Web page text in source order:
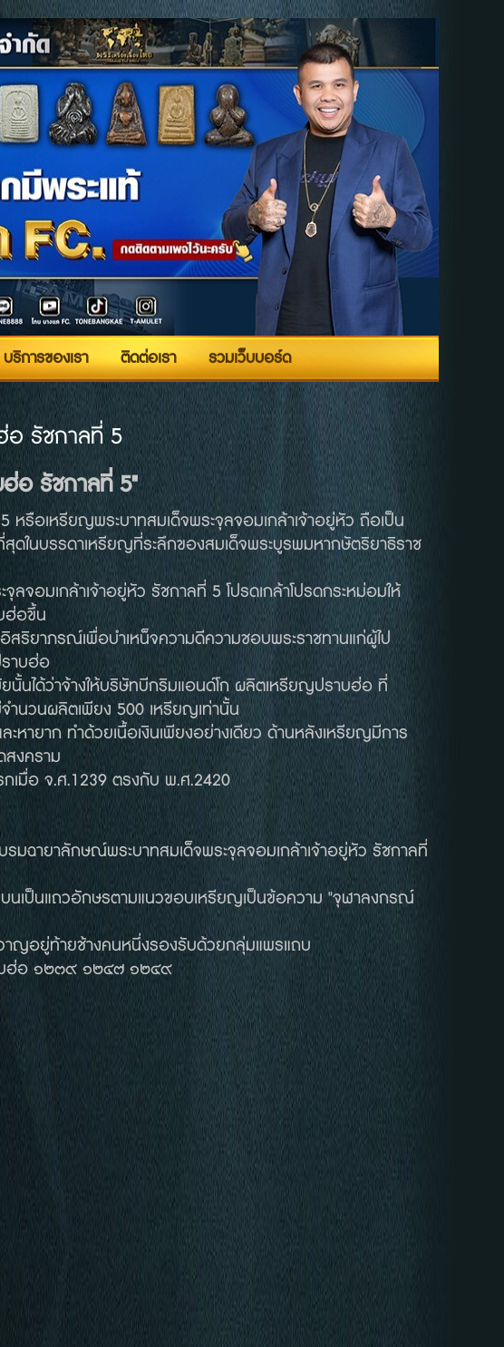
บริการของเรา ติดต่อเรา รวมเว็บบอร์ด
อ รัชกาลที่ 5
อ รัชกาลที่ 5"
หรือเหรียญพระบาทสมเด็จพระจุลจอมเกล้าเจ้าอยู่หัว ถือเป็น
ในบรรดาเหรียญที่ระลึกของสมเด็จพระบูรพมหากษัตริยาธิราช
จุลจอมเกล้าเจ้าอยู่หัว รัชกาลที่ 5 โปรดเกล้าโปรดกระหม่อมให้
ฮ่อขึ้น
สริยาภรณ์เพื่อบำเหน็จความดีความชอบพระราชทานแก่ผู้ไป
าบฮ่อ
นั้นได้ว่าจ้างให้บริษัทบีกริมแอนด์โก ผลิตเหรียญปราบฮ่อ ที่
จำนวนผลิตเพียง 500 เหรียญเท่านั้น
ะหายาก ทำด้วยเนื้อเงินเพียงอย่างเดียว ด้านหลังเหรียญมีการ
สงคราม
เมื่อ จ.ศ.1239 ตรงกับ พ.ศ.2420
ฉายาลักษณ์พระบาทสมเด็จพระจุลจอมเกล้าเจ้าอยู่หัว รัชกาลที่
นเป็นแถวอักษรตามแนวขอบเหรียญเป็นข้อความ "จุฬาลงกรณ์
าญอยู่ท้ายช้างคนหนึ่งรองรับด้วยกลุ่มแพรแถบ
บฮ่อ ๑๒๓๙ ๑๒๔๗ ๑๒๔๙